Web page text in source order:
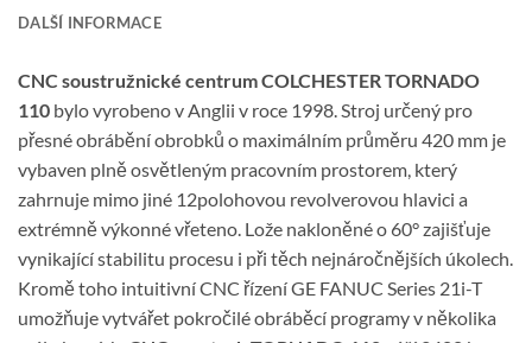
DALŠÍ INFORMACE
CNC soustružnické centrum COLCHESTER TORNADO
110 bylo vyrobeno v Anglii v roce 1998. Stroj určený pro
přesné obrábění obrobků o maximálním průměru 420 mm je
vybaven plně osvětleným pracovním prostorem, který
zahrnuje mimo jiné 12polohovou revolverovou hlavici a
extrémně výkonné vřeteno. Lože nakloněné o 60° zajišťuje
vynikající stabilitu procesu i při těch nejnáročnějších úkolech.
Kromě toho intuitivní CNC řízení GE FANUC Series 21i-T
umožňuje vytvářet pokročilé obráběcí programy v několika